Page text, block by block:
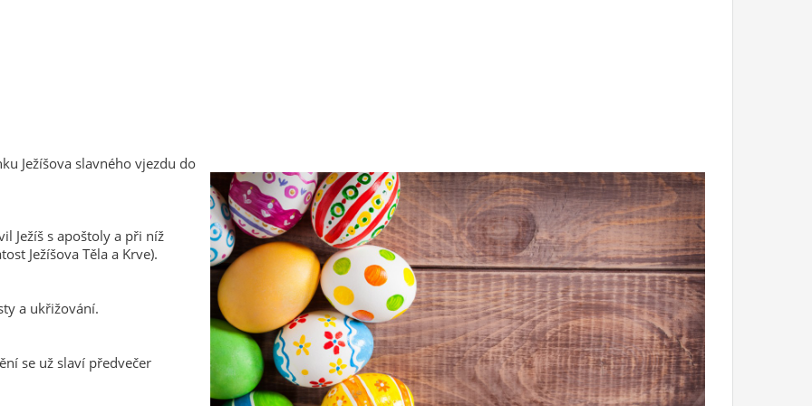
Ježíšova slavného vjezdu do
Ježíš s apoštoly a při níž
Ježíšova Těla a Krve).
a ukřižování.
se už slaví předvečer